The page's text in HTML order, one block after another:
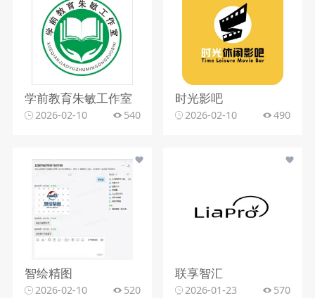
学前教育朱敏工作室
2026-02-10 540
时光影吧
2026-02-10 490
智绘精图
2026-02-10 520
联享智汇
2026-01-23 570